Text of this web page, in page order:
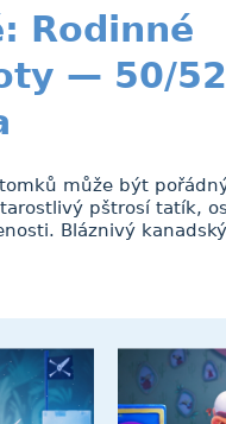
Rodinné
— 50/52
může být
pštrosí tatík,
Bláznivý